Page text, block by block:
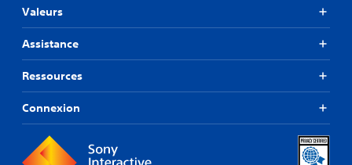
Valeurs
Assistance
Ressources
Connexion